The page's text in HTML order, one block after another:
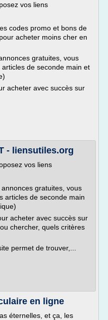
vos liens
codes promo et bons de
acheter moins cher en
gratuites, vous
de seconde main et
acheter avec succès sur
- liensutiles.org
vos liens
gratuites, vous
articles de seconde main
acheter avec succès sur
chercher, quels critères
permet de trouver,...
en ligne
éternelles, et ça, les